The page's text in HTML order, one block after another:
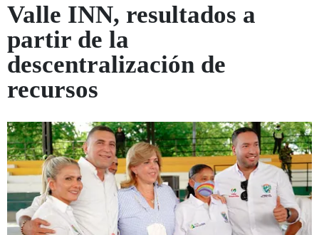
Valle INN, resultados a
partir de la
descentralización de
recursos